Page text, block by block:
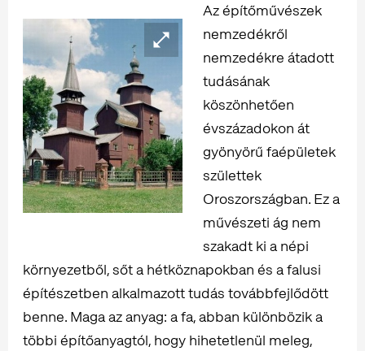
Az építőművészek
nemzedékről
nemzedékre átadott
tudásának
köszönhetően
évszázadokon át
gyönyörű faépületek
születtek
Oroszországban. Ez a
művészeti ág nem
szakadt ki a népi
környezetből, sőt a hétköznapokban és a falusi
építészetben alkalmazott tudás továbbfejlődött
benne. Maga az anyag: a fa, abban különbözik a
többi építőanyagtól, hogy hihetetlenül meleg,